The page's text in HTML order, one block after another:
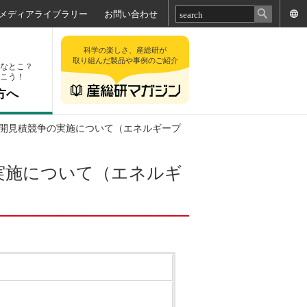
メディアライブラリー お問い合わせ
とこ？
う！
へ
科学の楽しさ、産総研が
取り組んだ製品や事例のご紹介
見積競争の実施について（エネルギープ
施について（エネルギ